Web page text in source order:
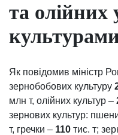
та олійних
Як повідомив міністр
зернобобових культуру
млн т, олійних культур –
зернових культур:
т, гречки – 110 тис. т;